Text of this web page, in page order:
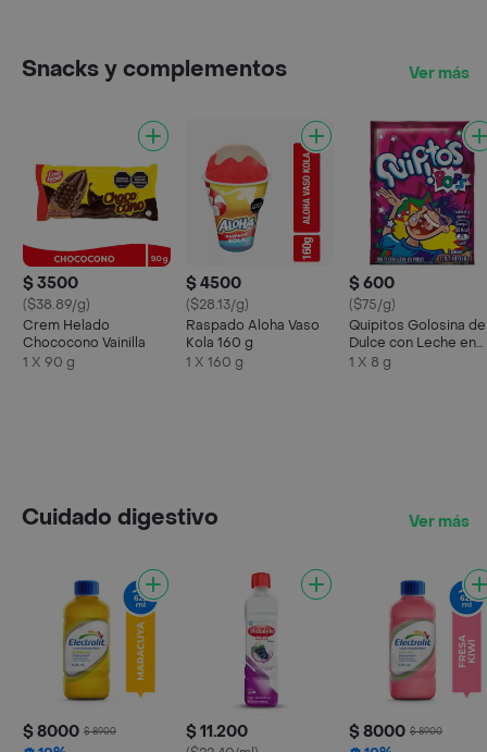
Snacks y complementos Ver más
$ 3500
($38.89/g)
Crem Helado
Chococono Vainilla
1 X 90 g
$ 4500
($28.13/g)
Raspado Aloha Vaso
Kola 160 g
1 X 160 g
$ 600
($75/g)
Quipitos Golosina de
Dulce con Leche en
Polvo Pops
1 X 8 g
Cuidado digestivo Ver más
$ 8000 $ 8900 $ 11.200 $ 8000 $ 8900